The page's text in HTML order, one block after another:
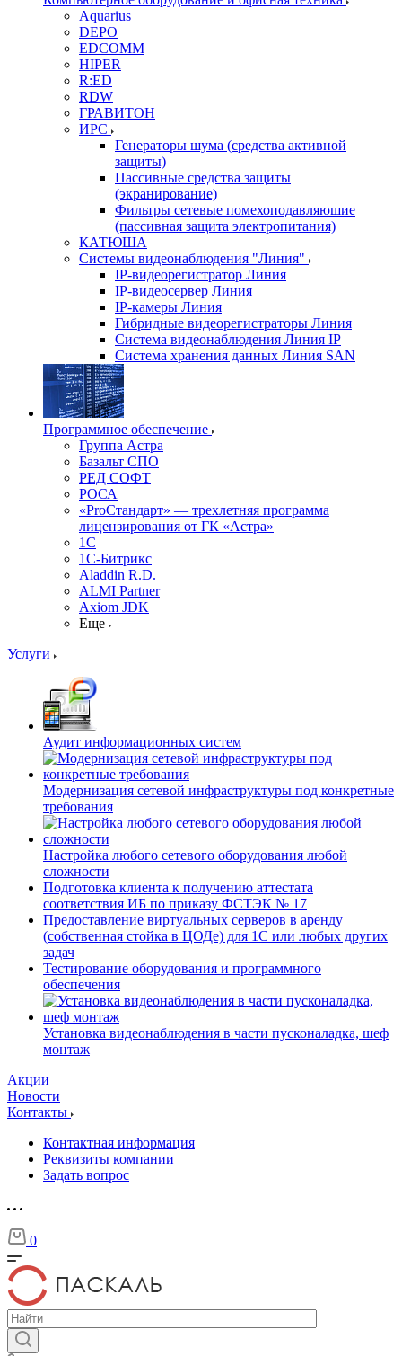
Aquarius
DEPO
EDCOMM
HIPER
R:ED
RDW
ГРАВИТОН
ИРС
Генераторы шума (средства активной
защиты)
Пассивные средства защиты
(экранирование)
Фильтры сетевые помехоподавляюшие
(пассивная защита электропитания)
КАТЮША
Системы видеонаблюдения "Линия"
IP-видеорегистратор Линия
IP-видеосервер Линия
IP-камеры Линия
Гибридные видеорегистраторы Линия
Система видеонаблюдения Линия IP
Система хранения данных Линия SAN
Программное обеспечение
Группа Астра
Базальт СПО
РЕД СОФТ
РОСА
«ProСтандарт» — трехлетняя программа
лицензирования от ГК «Астра»
1С
1С-Битрикc
Aladdin R.D.
ALMI Partner
Axiom JDK
Еще
Услуги
Аудит информационных систем
Модернизация сетевой инфраструктуры под конкретные
требования
Настройка любого сетевого оборудования любой
сложности
Подготовка клиента к получению аттестата
соответствия ИБ по приказу ФСТЭК № 17
Предоставление виртуальных серверов в аренду
(собственная стойка в ЦОДе) для 1С или любых других
задач
Тестирование оборудования и программного
обеспечения
Установка видеонаблюдения в части пусконаладка, шеф
монтаж
Акции
Новости
Контакты
Контактная информация
Реквизиты компании
Задать вопрос
0